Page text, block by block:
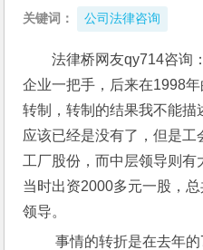
关键词： 公司法律咨询
法律桥网友qy714咨询
企业一把手，后来在1998
转制，转制的结果我不能描
应该已经是没有了，但是
工厂股份，而中层领导则
当时出资2000多元一股，
领导。
事情的转折是在去年